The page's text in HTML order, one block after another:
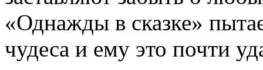
«Однажды в сказке»
чудеса и ему это почти